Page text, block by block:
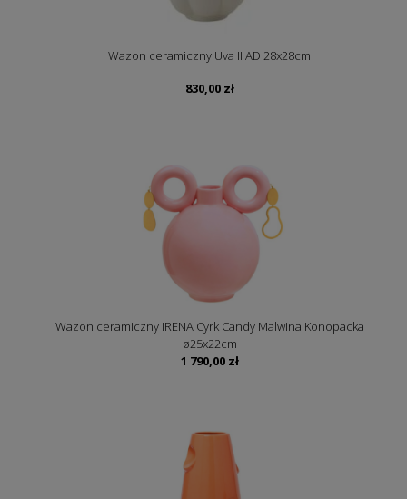
Wazon ceramiczny Uva II AD 28x28cm
830,00 zł
Wazon ceramiczny IRENA Cyrk Candy Malwina Konopacka
ø25x22cm
1 790,00 zł